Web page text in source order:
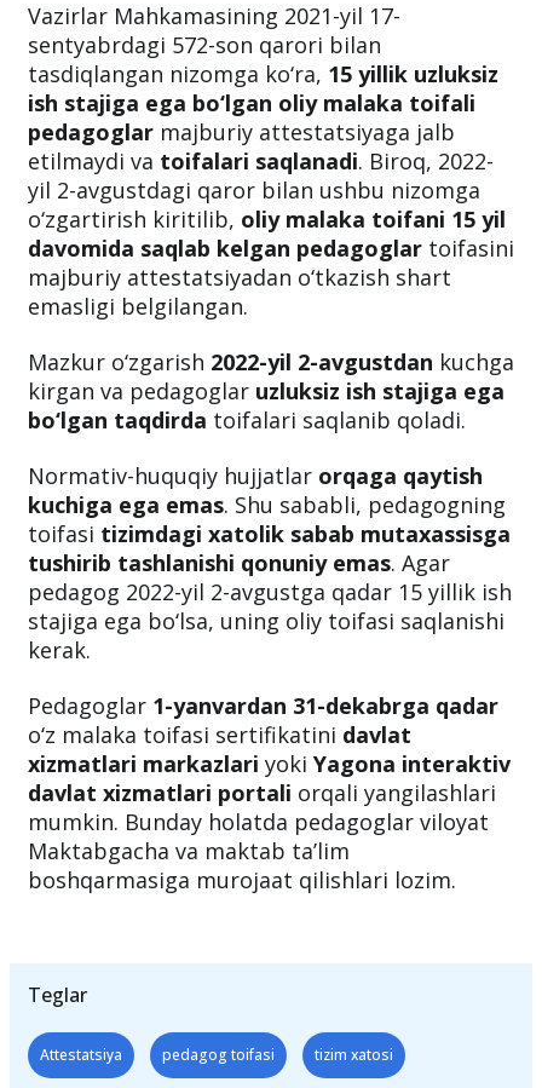
Vazirlar Mahkamasining 2021-yil 17-
sentyabrdagi 572-son qarori bilan
tasdiqlangan nizomga ko‘ra, 15 yillik uzluksiz
ish stajiga ega bo‘lgan oliy malaka toifali
pedagoglar majburiy attestatsiyaga jalb
etilmaydi va toifalari saqlanadi. Biroq, 2022-
yil 2-avgustdagi qaror bilan ushbu nizomga
o‘zgartirish kiritilib, oliy malaka toifani 15 yil
davomida saqlab kelgan pedagoglar toifasini
majburiy attestatsiyadan o‘tkazish shart
emasligi belgilangan.
Mazkur o‘zgarish 2022-yil 2-avgustdan kuchga
kirgan va pedagoglar uzluksiz ish stajiga ega
bo‘lgan taqdirda toifalari saqlanib qoladi.
Normativ-huquqiy hujjatlar orqaga qaytish
kuchiga ega emas. Shu sababli, pedagogning
toifasi tizimdagi xatolik sabab mutaxassisga
tushirib tashlanishi qonuniy emas. Agar
pedagog 2022-yil 2-avgustga qadar 15 yillik ish
stajiga ega bo‘lsa, uning oliy toifasi saqlanishi
kerak.
Pedagoglar 1-yanvardan 31-dekabrga qadar
o‘z malaka toifasi sertifikatini davlat
xizmatlari markazlari yoki Yagona interaktiv
davlat xizmatlari portali orqali yangilashlari
mumkin. Bunday holatda pedagoglar viloyat
Maktabgacha va maktab ta’lim
boshqarmasiga murojaat qilishlari lozim.
Teglar
Attestatsiya pedagog toifasi tizim xatosi